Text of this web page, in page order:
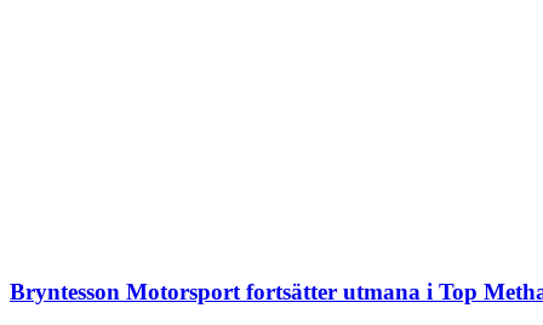
Bryntesson Motorsport fortsätter utmana i Top